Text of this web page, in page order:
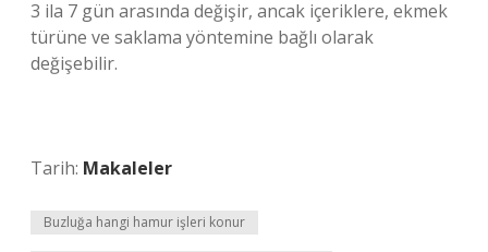
3 ila 7 gün arasında değişir, ancak içeriklere, ekmek
türüne ve saklama yöntemine bağlı olarak
değişebilir.
Tarih: Makaleler
Buzluğa hangi hamur işleri konur